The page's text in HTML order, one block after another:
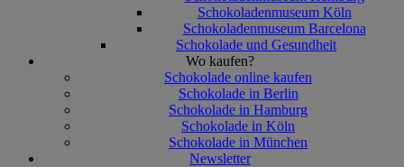
Schokoladenmuseum Köln
Schokoladenmuseum Barcelona
Schokolade und Gesundheit
Wo kaufen?
Schokolade online kaufen
Schokolade in Berlin
Schokolade in Hamburg
Schokolade in Köln
Schokolade in München
Newsletter